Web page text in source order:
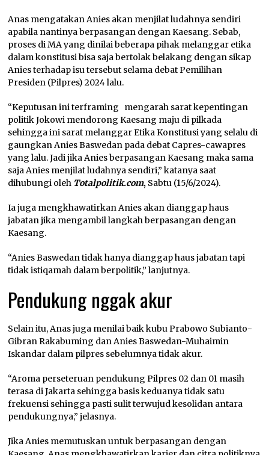
Anas mengatakan Anies akan menjilat ludahnya sendiri
apabila nantinya berpasangan dengan Kaesang. Sebab,
proses di MA yang dinilai beberapa pihak melanggar etika
dalam konstitusi bisa saja bertolak belakang dengan sikap
Anies terhadap isu tersebut selama debat Pemilihan
Presiden (Pilpres) 2024 lalu.
“Keputusan ini terframing mengarah sarat kepentingan
politik Jokowi mendorong Kaesang maju di pilkada
sehingga ini sarat melanggar Etika Konstitusi yang selalu di
gaungkan Anies Baswedan pada debat Capres-cawapres
yang lalu. Jadi jika Anies berpasangan Kaesang maka sama
saja Anies menjilat ludahnya sendiri,” katanya saat
dihubungi oleh Totalpolitik.com, Sabtu (15/6/2024).
Ia juga mengkhawatirkan Anies akan dianggap haus
jabatan jika mengambil langkah berpasangan dengan
Kaesang.
“Anies Baswedan tidak hanya dianggap haus jabatan tapi
tidak istiqamah dalam berpolitik,” lanjutnya.
Pendukung nggak akur
Selain itu, Anas juga menilai baik kubu Prabowo Subianto-
Gibran Rakabuming dan Anies Baswedan-Muhaimin
Iskandar dalam pilpres sebelumnya tidak akur.
“Aroma perseteruan pendukung Pilpres 02 dan 01 masih
terasa di Jakarta sehingga basis keduanya tidak satu
frekuensi sehingga pasti sulit terwujud kesolidan antara
pendukungnya,” jelasnya.
Jika Anies memutuskan untuk berpasangan dengan